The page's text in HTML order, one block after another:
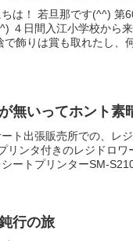
は！ 若旦那です(^^) 第
４日間入江小学校から
で飾りは賞も取れたし、
無いってホント素
ト出張販売所での、レ
リンタ付きのレジドロ
ートプリンターSM-
行の旅